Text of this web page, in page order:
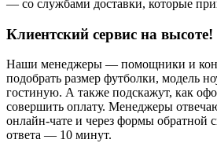
— со службами доставки, которые
Клиентский сервис на высоте!
Наши менеджеры — помощники и
подобрать размер футболки, модель
гостиную. А также подскажут, как
совершить оплату. Менеджеры
онлайн-чате и через формы обратной
ответа — 10 минут.